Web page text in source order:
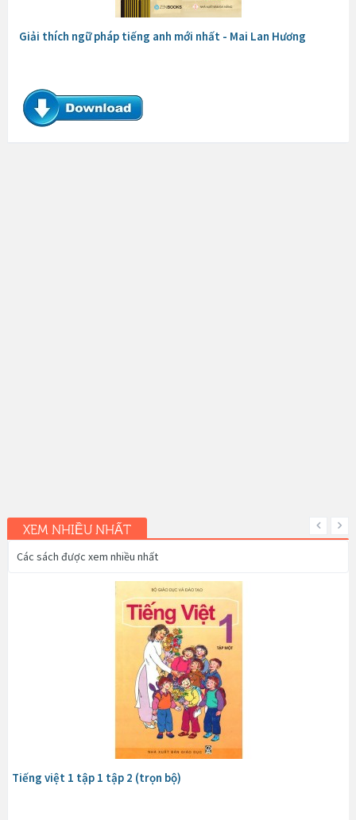
Giải thích ngữ pháp tiếng anh mới nhất - Mai Lan Hương
XEM NHIỀU NHẤT
Các sách được xem nhiều nhất
Tiếng việt 1 tập 1 tập 2 (trọn bộ)